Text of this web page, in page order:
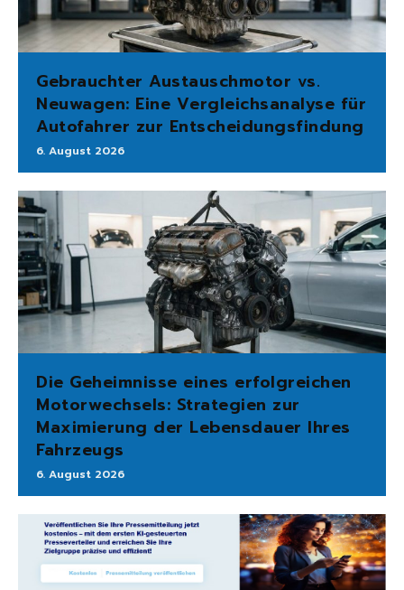
Gebrauchter Austauschmotor vs.
Neuwagen: Eine Vergleichsanalyse für
Autofahrer zur Entscheidungsfindung
6. August 2026
Die Geheimnisse eines erfolgreichen
Motorwechsels: Strategien zur
Maximierung der Lebensdauer Ihres
Fahrzeugs
6. August 2026